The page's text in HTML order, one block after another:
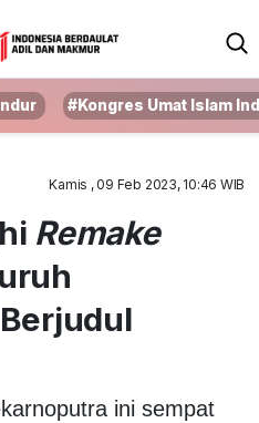
#Kongres Umat Islam
Kamis , 09 Feb 2023, 10:46 WIB
Remake
ini sempat